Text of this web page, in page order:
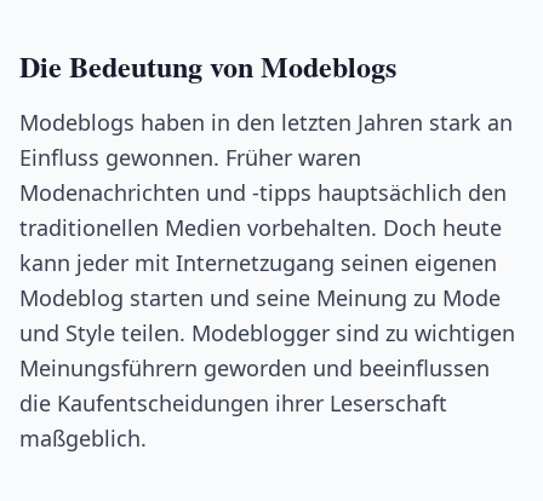
Die Bedeutung von Modeblogs
Modeblogs haben in den letzten Jahren stark an
Einfluss gewonnen. Früher waren
Modenachrichten und -tipps hauptsächlich den
traditionellen Medien vorbehalten. Doch heute
kann jeder mit Internetzugang seinen eigenen
Modeblog starten und seine Meinung zu Mode
und Style teilen. Modeblogger sind zu wichtigen
Meinungsführern geworden und beeinflussen
die Kaufentscheidungen ihrer Leserschaft
maßgeblich.